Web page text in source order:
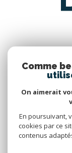
Comme
On aimerait
En poursuivant,
cookies par ce
contenus